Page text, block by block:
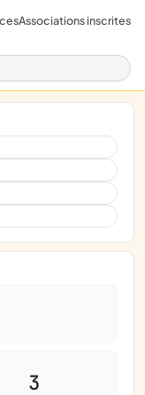
Associations inscrites
3